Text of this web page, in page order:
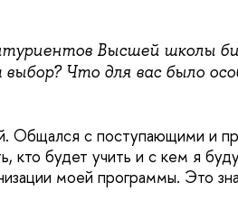
Высшей школы
Что для вас было
Общался с поступающими и
будет учить и с кем я
моей программы. Это